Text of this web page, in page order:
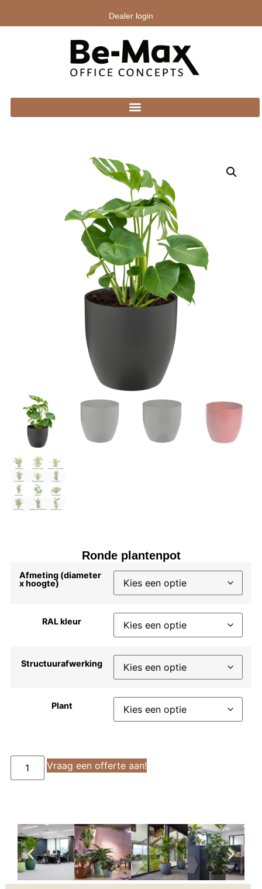
Dealer login
Ronde plantenpot
Afmeting (diameter
x hoogte)
RAL kleur
Structuurafwerking
Plant
Vraag een offerte aan!